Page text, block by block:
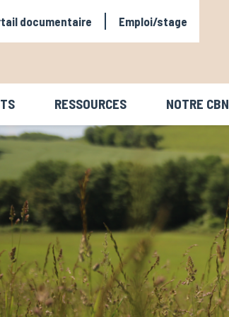
documentaire Emploi/stage
RESSOURCES NOTRE CBN